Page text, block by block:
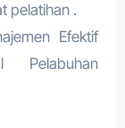
pelatihan .
Efektif
Pelabuhan